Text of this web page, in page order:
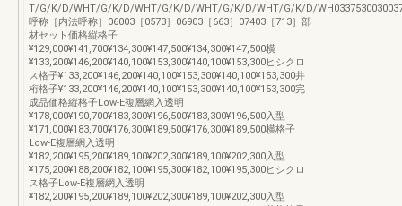
T/G/K/D/WHT/G/K/D/WHT/G/K/D/WHT/G/K/D/WHT/G/K/D/
呼称［内法呼称］06003［0573］06903［663］07403［713］部
材セット価格縦格子
¥129,000¥141,700¥134,300¥147,500¥134,300¥147,500横
¥133,200¥146,200¥140,100¥153,300¥140,100¥153,300ヒシクロ
ス格子¥133,200¥146,200¥140,100¥153,300¥140,100¥153,300井
桁格子¥133,200¥146,200¥140,100¥153,300¥140,100¥153,300完
成品価格縦格子Low-E複層網入透明
¥178,000¥190,700¥183,300¥196,500¥183,300¥196,500入型
¥171,000¥183,700¥176,300¥189,500¥176,300¥189,500横格子
Low-E複層網入透明
¥182,200¥195,200¥189,100¥202,300¥189,100¥202,300入型
¥175,200¥188,200¥182,100¥195,300¥182,100¥195,300ヒシクロ
ス格子Low-E複層網入透明
¥182,200¥195,200¥189,100¥202,300¥189,100¥202,300入型